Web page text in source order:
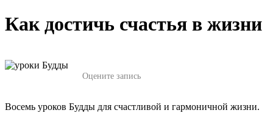
Как достичь счастья в жизни
Оцените запись
Восемь уроков Будды для счастливой и гармоничной жизни.